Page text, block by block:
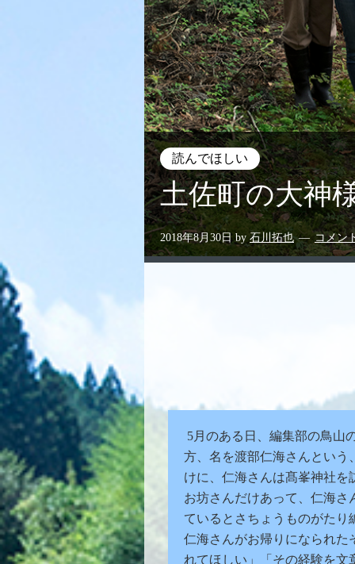
読んでほしい
土佐町の大神
2018年8月30日 by石川拓也 コメン
5月のある日、編集部の鳥山
方、名を渡部仁海さんという
けに、仁海さんは髙峯神社を
お坊さんだけあって、仁海
ているとさちょうものがた
仁海さんがお帰りになられた
れてほしい」「その経験を